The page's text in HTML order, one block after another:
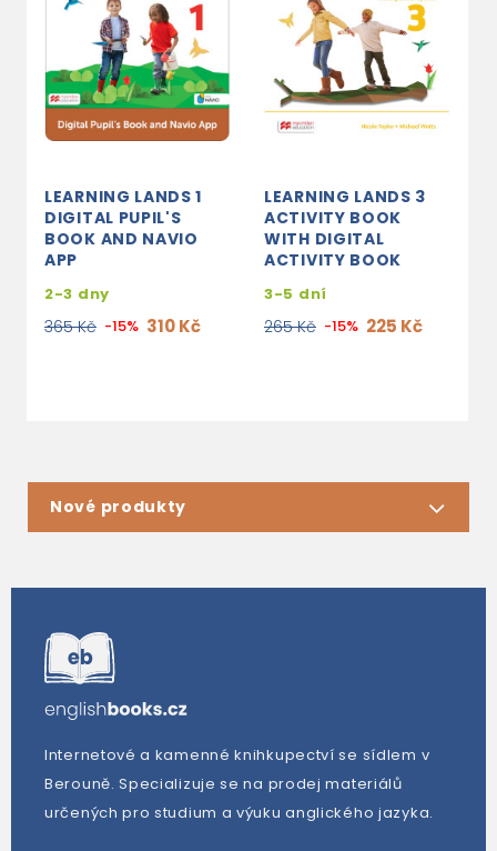
LEARNING LANDS 1
DIGITAL PUPIL'S
BOOK AND NAVIO
APP
2-3 dny
365 Kč -15% 310 Kč
LEARNING LANDS 3
ACTIVITY BOOK
WITH DIGITAL
ACTIVITY BOOK
3-5 dní
265 Kč -15% 225 Kč
Nové produkty
Internetové a kamenné knihkupectví se sídlem v
Berouně. Specializuje se na prodej materiálů
určených pro studium a výuku anglického jazyka.